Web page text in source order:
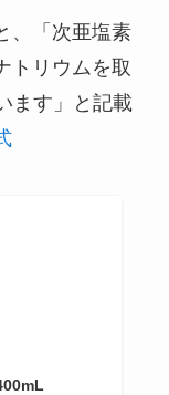
、「次亜塩素
トリウムを取
ます」と記載